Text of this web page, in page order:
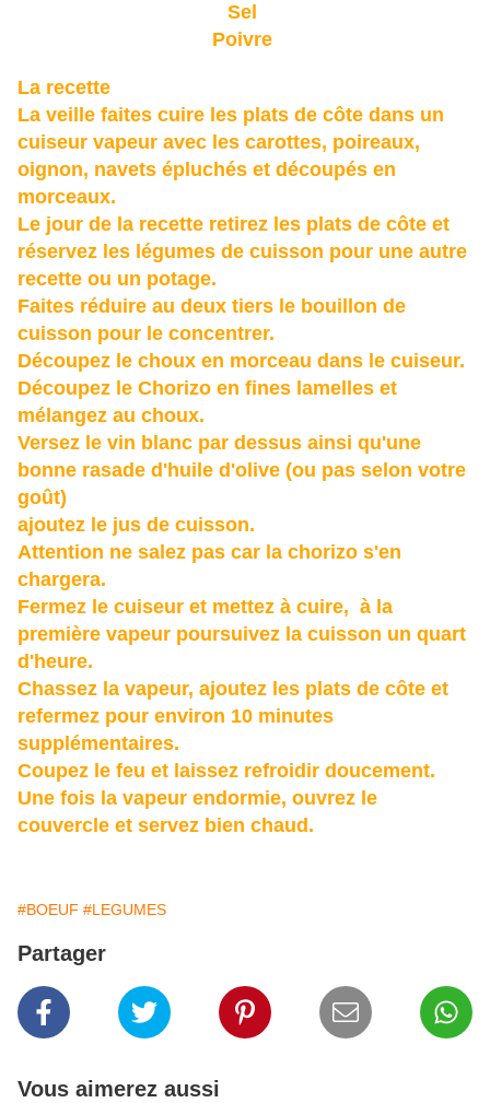
Sel
Poivre
La recette
La veille faites cuire les plats de côte dans un
cuiseur vapeur avec les carottes, poireaux,
oignon, navets épluchés et découpés en
morceaux.
Le jour de la recette retirez les plats de côte et
réservez les légumes de cuisson pour une autre
recette ou un potage.
Faites réduire au deux tiers le bouillon de
cuisson pour le concentrer.
Découpez le choux en morceau dans le cuiseur.
Découpez le Chorizo en fines lamelles et
mélangez au choux.
Versez le vin blanc par dessus ainsi qu'une
bonne rasade d'huile d'olive (ou pas selon votre
goût)
ajoutez le jus de cuisson.
Attention ne salez pas car la chorizo s'en
chargera.
Fermez le cuiseur et mettez à cuire, à la
première vapeur poursuivez la cuisson un quart
d'heure.
Chassez la vapeur, ajoutez les plats de côte et
refermez pour environ 10 minutes
supplémentaires.
Coupez le feu et laissez refroidir doucement.
Une fois la vapeur endormie, ouvrez le
couvercle et servez bien chaud.
#BOEUF #LEGUMES
Partager
Vous aimerez aussi